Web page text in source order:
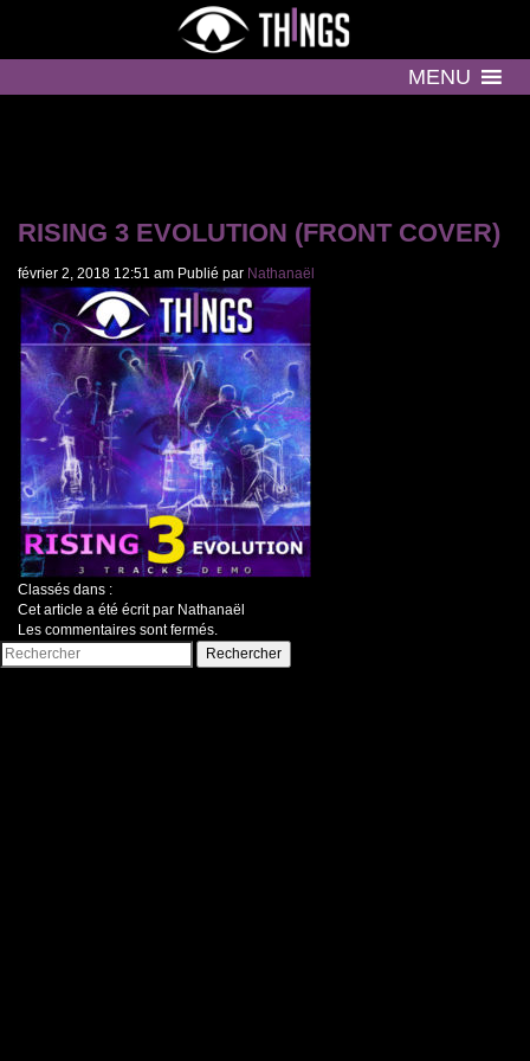
MENU
RISING 3 EVOLUTION (FRONT COVER)
février 2, 2018 12:51 am Publié par Nathanaël
Classés dans :
Cet article a été écrit par Nathanaël
Les commentaires sont fermés.
Rechercher